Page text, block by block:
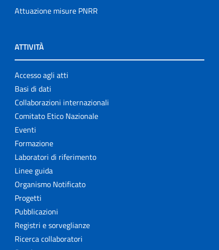
Attuazione misure PNRR
ATTIVITÀ
Accesso agli atti
Basi di dati
Collaborazioni internazionali
Comitato Etico Nazionale
Eventi
Formazione
Laboratori di riferimento
Linee guida
Organismo Notificato
Progetti
Pubblicazioni
Registri e sorveglianze
Ricerca collaboratori